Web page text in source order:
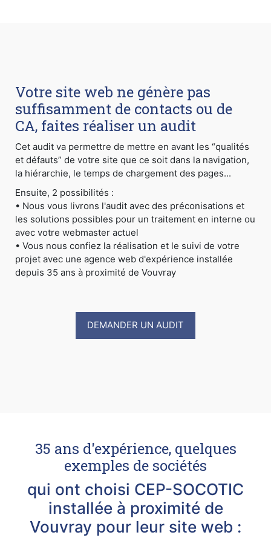
Votre site web ne génère pas
suffisamment de contacts ou de
CA, faites réaliser un audit
Cet audit va permettre de mettre en avant les “qualités
et défauts” de votre site que ce soit dans la navigation,
la hiérarchie, le temps de chargement des pages...
Ensuite, 2 possibilités :
• Nous vous livrons l'audit avec des préconisations et
les solutions possibles pour un traitement en interne ou
avec votre webmaster actuel
• Vous nous confiez la réalisation et le suivi de votre
projet avec une agence web d'expérience installée
depuis 35 ans à proximité de Vouvray
DEMANDER UN AUDIT
35 ans d'expérience, quelques
exemples de sociétés
qui ont choisi CEP-SOCOTIC
installée à proximité de
Vouvray pour leur site web :